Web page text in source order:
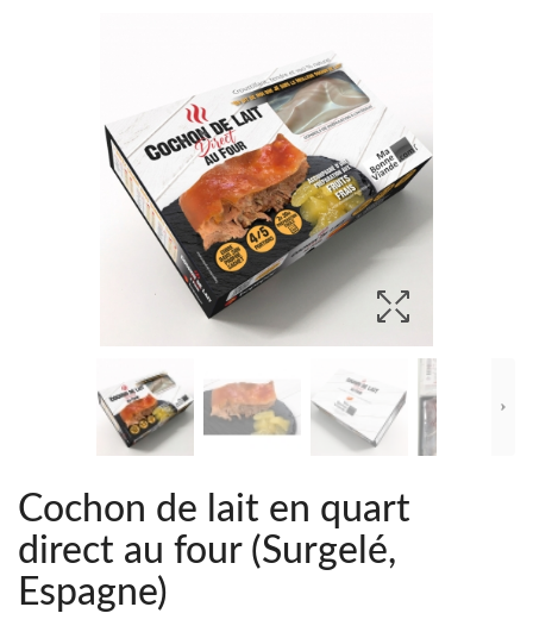
Cochon de lait en quart
direct au four (Surgelé,
Espagne)